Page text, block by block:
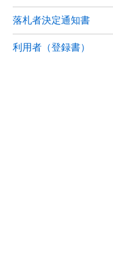
落札者決定通知書
利用者（登録書）